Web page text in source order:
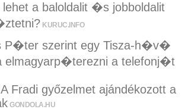
lehet a baloldalit �s jobboldalit
KURUC.INFO
P�ter szerint egy Tisza-h�v�
a telefonj�t
Fradi győzelmet ajándékozott a
GONDOLA.HU